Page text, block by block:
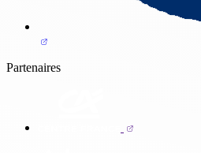
Partenaires